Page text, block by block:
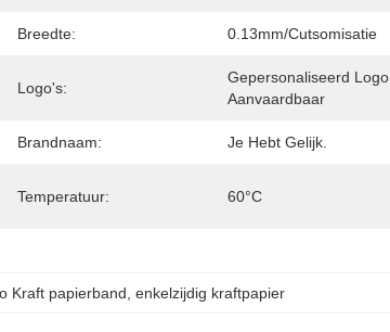
Breedte: 0.13mm/cutsomisatie
Logo's:
Gepersonaliseerd Logo
Aanvaardbaar
Brandnaam: Je Hebt Gelijk.
Temperatuur: 60°C
Kraft papierband enkelzijdig kraftpapier